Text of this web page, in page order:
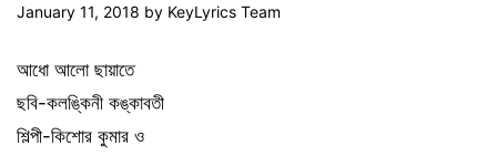
January 11, 2018 by KeyLyrics Team
আধো আলো ছায়াতে
ছবি-কলঙ্কিনী কঙ্কাবতী
শিল্পী-কিশোর কুমার ও